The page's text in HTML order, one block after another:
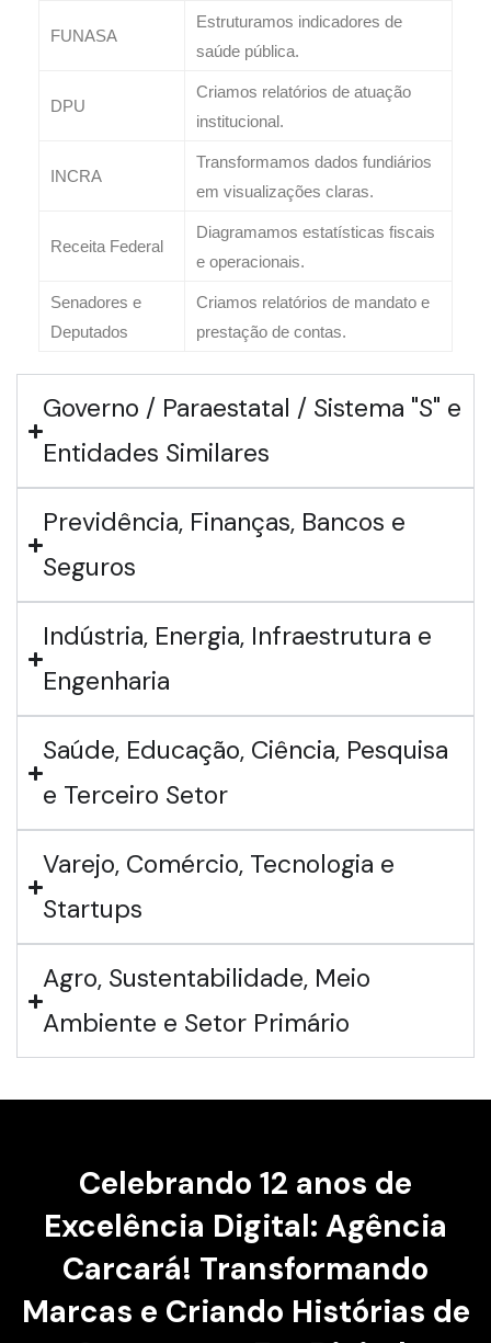
FUNASA
Estruturamos indicadores de
saúde pública.
DPU
Criamos relatórios de atuação
institucional.
INCRA
Transformamos dados fundiários
em visualizações claras.
Receita Federal
Diagramamos estatísticas fiscais
e operacionais.
Senadores e
Deputados
Criamos relatórios de mandato e
prestação de contas.
Governo / Paraestatal / Sistema "S" e
Entidades Similares
Previdência, Finanças, Bancos e
Seguros
Indústria, Energia, Infraestrutura e
Engenharia
Saúde, Educação, Ciência, Pesquisa
e Terceiro Setor
Varejo, Comércio, Tecnologia e
Startups
Agro, Sustentabilidade, Meio
Ambiente e Setor Primário
Celebrando 12 anos de
Excelência Digital: Agência
Carcará! Transformando
Marcas e Criando Histórias de